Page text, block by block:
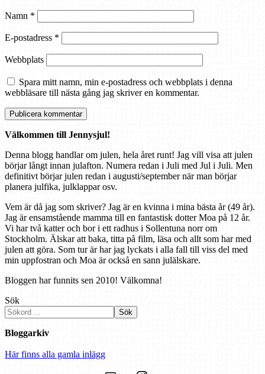
Namn *
E-postadress *
Webbplats
Spara mitt namn, min e-postadress och webbplats i denna
webbläsare till nästa gång jag skriver en kommentar.
Välkommen till Jennysjul!
Denna blogg handlar om julen, hela året runt! Jag vill visa att julen
börjar långt innan julafton. Numera redan i Juli med Jul i Juli. Men
definitivt börjar julen redan i augusti/september när man börjar
planera julfika, julklappar osv.
Vem är då jag som skriver? Jag är en kvinna i mina bästa år (49 år).
Jag är ensamstående mamma till en fantastisk dotter Moa på 12 år.
Vi har två katter och bor i ett radhus i Sollentuna norr om
Stockholm. Älskar att baka, titta på film, läsa och allt som har med
julen att göra. Som tur är har jag lyckats i alla fall till viss del med
min uppfostran och Moa är också en sann julälskare.
Bloggen har funnits sen 2010! Välkomna!
Sök
Sök
Bloggarkiv
Här finns alla gamla inlägg